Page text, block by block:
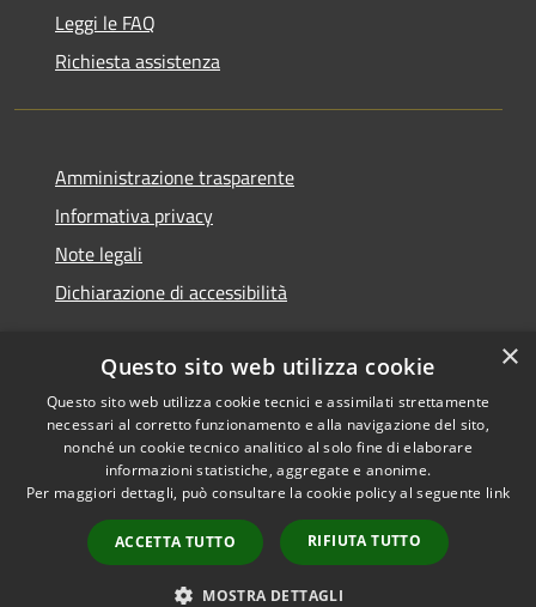
Leggi le FAQ
Richiesta assistenza
Amministrazione trasparente
Informativa privacy
Note legali
Dichiarazione di accessibilità
RSS
Accessibilità
Cookie
Mappa del sito
Intranet
Obiettivi di accessibilità
Copyright © 2026 • Comune di
Monserrato • Powered by
Municipium•Accesso
redazione
×
Questo sito web utilizza cookie
Questo sito web utilizza cookie tecnici e assimilati strettamente
necessari al corretto funzionamento e alla navigazione del sito,
nonché un cookie tecnico analitico al solo fine di elaborare
informazioni statistiche, aggregate e anonime.
Per maggiori dettagli, può consultare la cookie policy al seguente link
ACCETTA TUTTO RIFIUTA TUTTO
MOSTRA DETTAGLI